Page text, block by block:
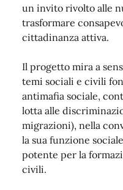
un invito rivolto alle
trasformare
cittadinanza attiva.
Il progetto mira a
temi sociali e civili
antimafia sociale,
lotta alle
migrazioni), nella
la sua funzione
potente per la
civili.